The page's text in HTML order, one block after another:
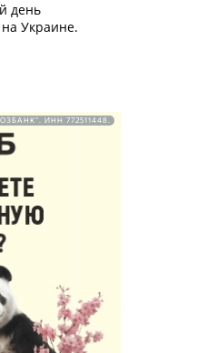
день
Украине.
ИНН 772511448.